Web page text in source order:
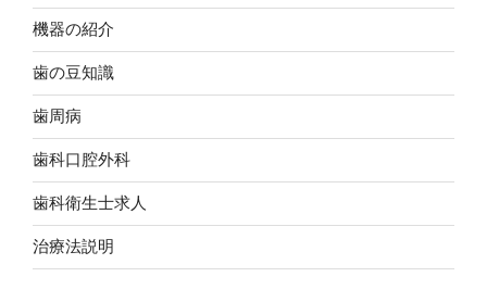
機器の紹介
歯の豆知識
歯周病
歯科口腔外科
歯科衛生士求人
治療法説明